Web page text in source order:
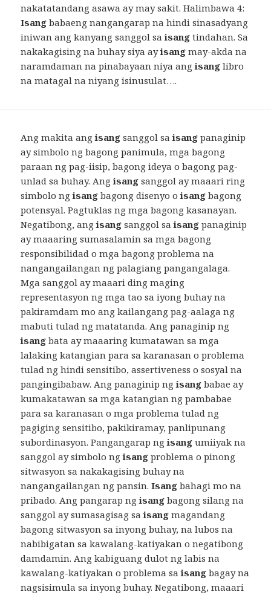
nakatatandang asawa ay may sakit. Halimbawa 4:
Isang babaeng nangangarap na hindi sinasadyang
iniwan ang kanyang sanggol saisang tindahan. Sa
nakakagising na buhay siya ayisang may-akda na
naramdaman na pinabayaan niya angisang libro
na matagal na niyang isinusulat….
Ang makita angisang sanggol saisang panaginip
ay simbolo ng bagong panimula, mga bagong
paraan ng pag-iisip, bagong ideya o bagong pag-
unlad sa buhay. Angisang sanggol ay maaari ring
simbolo ngisang bagong disenyo oisang bagong
potensyal. Pagtuklas ng mga bagong kasanayan.
Negatibong, angisang sanggol saisang panaginip
ay maaaring sumasalamin sa mga bagong
responsibilidad o mga bagong problema na
nangangailangan ng palagiang pangangalaga.
Mga sanggol ay maaari ding maging
representasyon ng mga tao sa iyong buhay na
pakiramdam mo ang kailangang pag-aalaga ng
mabuti tulad ng matatanda. Ang panaginip ng
isang bata ay maaaring kumatawan sa mga
lalaking katangian para sa karanasan o problema
tulad ng hindi sensitibo, assertiveness o sosyal na
pangingibabaw. Ang panaginip ngisang babae ay
kumakatawan sa mga katangian ng pambabae
para sa karanasan o mga problema tulad ng
pagiging sensitibo, pakikiramay, panlipunang
subordinasyon. Pangangarap ngisang umiiyak na
sanggol ay simbolo ngisang problema o pinong
sitwasyon sa nakakagising buhay na
nangangailangan ng pansin.Isang bahagi mo na
pribado. Ang pangarap ngisang bagong silang na
sanggol ay sumasagisag saisang magandang
bagong sitwasyon sa inyong buhay, na lubos na
nabibigatan sa kawalang-katiyakan o negatibong
damdamin. Ang kabiguang dulot ng labis na
kawalang-katiyakan o problema saisang bagay na
nagsisimula sa inyong buhay. Negatibong, maaari